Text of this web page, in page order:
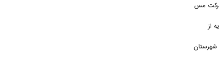
شرکت مس
از
شهرستان